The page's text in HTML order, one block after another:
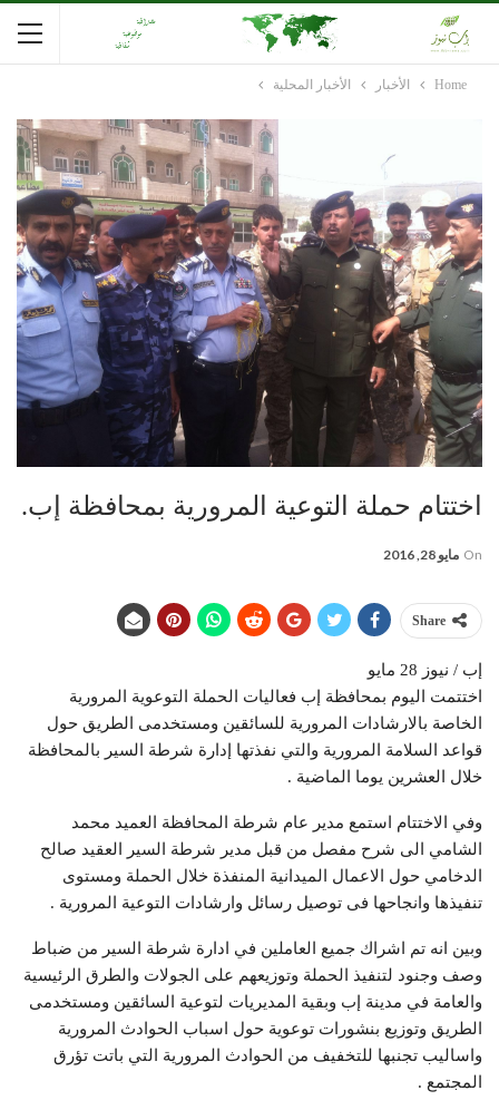
Home الأخبار الأخبار المحلية
اختتام حملة التوعية المرورية بمحافظة إب.
On مايو 28, 2016
Share
إب / نيوز 28 مايو
اختتمت اليوم بمحافظة إب فعاليات الحملة التوعوية المرورية
الخاصة بالارشادات المرورية للسائقين ومستخدمى الطريق حول
قواعد السلامة المرورية والتي نفذتها إدارة شرطة السير بالمحافظة
خلال العشرين يوما الماضية .
وفي الاختتام استمع مدير عام شرطة المحافظة العميد محمد
الشامي الى شرح مفصل من قبل مدير شرطة السير العقيد صالح
الدخامي حول الاعمال الميدانية المنفذة خلال الحملة ومستوى
تنفيذها وانجاحها فى توصيل رسائل وارشادات التوعية المرورية .
وبين انه تم اشراك جميع العاملين في ادارة شرطة السير من ضباط
وصف وجنود لتنفيذ الحملة وتوزيعهم على الجولات والطرق الرئيسية
والعامة في مدينة إب وبقية المديريات لتوعية السائقين ومستخدمى
الطريق وتوزيع بنشورات توعوية حول اسباب الحوادث المرورية
واساليب تجنبها للتخفيف من الحوادث المرورية التي باتت تؤرق
المجتمع .